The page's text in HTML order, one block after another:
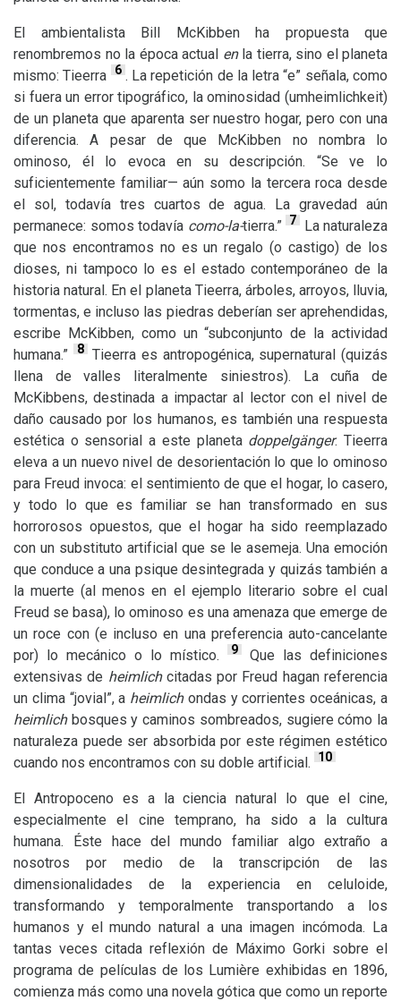
El ambientalista Bill McKibben ha propuesta que
renombremos no la época actual en la tierra, sino el planeta
mismo: Tieerra
6 . La repetición de la letra “e” señala, como
si fuera un error tipográfico, la ominosidad (umheimlichkeit)
de un planeta que aparenta ser nuestro hogar, pero con una
diferencia. A pesar de que McKibben no nombra lo
ominoso, él lo evoca en su descripción. “Se ve lo
suficientemente familiar— aún somo la tercera roca desde
el sol, todavía tres cuartos de agua. La gravedad aún
permanece: somos todavía como-la-tierra.” 7
La naturaleza
que nos encontramos no es un regalo (o castigo) de los
dioses, ni tampoco lo es el estado contemporáneo de la
historia natural. En el planeta Tieerra, árboles, arroyos, lluvia,
tormentas, e incluso las piedras deberían ser aprehendidas,
escribe McKibben, como un “subconjunto de la actividad
humana.”
8 Tieerra es antropogénica, supernatural (quizás
llena de valles literalmente siniestros). La cuña de
McKibbens, destinada a impactar al lector con el nivel de
daño causado por los humanos, es también una respuesta
estética o sensorial a este planeta doppelgänger. Tieerra
eleva a un nuevo nivel de desorientación lo que lo ominoso
para Freud invoca: el sentimiento de que el hogar, lo casero,
y todo lo que es familiar se han transformado en sus
horrorosos opuestos, que el hogar ha sido reemplazado
con un substituto artificial que se le asemeja. Una emoción
que conduce a una psique desintegrada y quizás también a
la muerte (al menos en el ejemplo literario sobre el cual
Freud se basa), lo ominoso es una amenaza que emerge de
un roce con (e incluso en una preferencia auto-cancelante
por) lo mecánico o lo místico.
9
Que las definiciones
extensivas de heimlichcitadas por Freud hagan referencia
un clima “jovial”, a heimlich ondas y corrientes oceánicas, a
heimlich bosques y caminos sombreados, sugiere cómo la
naturaleza puede ser absorbida por este régimen estético
cuando nos encontramos con su doble artificial.
10
El Antropoceno es a la ciencia natural lo que el cine,
especialmente el cine temprano, ha sido a la cultura
humana. Éste hace del mundo familiar algo extraño a
nosotros por medio de la transcripción de las
dimensionalidades de la experiencia en celuloide,
transformando y temporalmente transportando a los
humanos y el mundo natural a una imagen incómoda. La
tantas veces citada reflexión de Máximo Gorki sobre el
programa de películas de los Lumière exhibidas en 1896,
comienza más como una novela gótica que como un reporte